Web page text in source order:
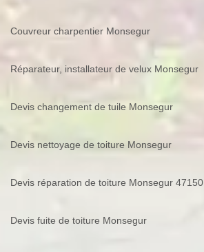
Couvreur charpentier Monsegur
Réparateur, installateur de velux Monsegur
Devis changement de tuile Monsegur
Devis nettoyage de toiture Monsegur
Devis réparation de toiture Monsegur 47150
Devis fuite de toiture Monsegur